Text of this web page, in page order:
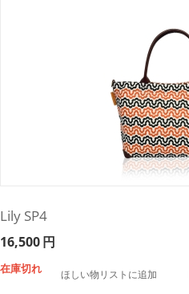
Lily SP4
16,500円
在庫切れ ほしい物リストに追加